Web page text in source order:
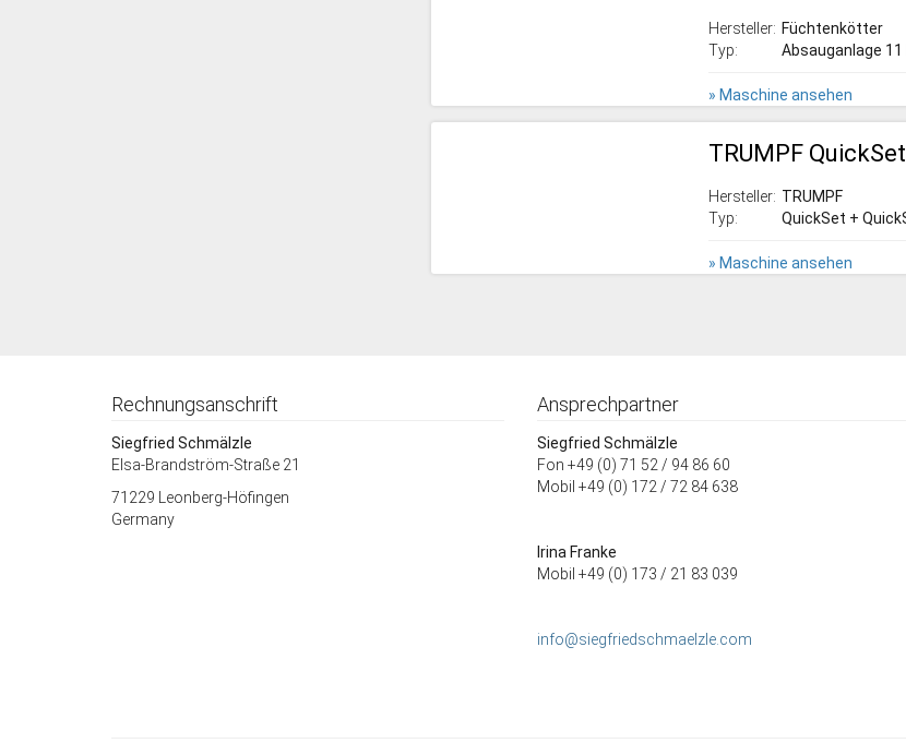
Hersteller: Füchtenkötter
Typ:
Absauganlage 11
» Maschine ansehen
TRUMPF
Hersteller: TRUMPF
Typ:
QuickSet +
» Maschine ansehen
Rechnungsanschrift
Siegfried Schmälzle
Elsa-Brandström-Straße 21
71229 Leonberg-Höfingen
Germany
Ansprechpartner
Siegfried Schmälzle
Fon +49 (0) 71 52 / 94 86 60
Mobil +49 (0) 172 / 72 84 638
Irina Franke
Mobil +49 (0) 173 / 21 83 039
info@siegfriedschmaelzle.com